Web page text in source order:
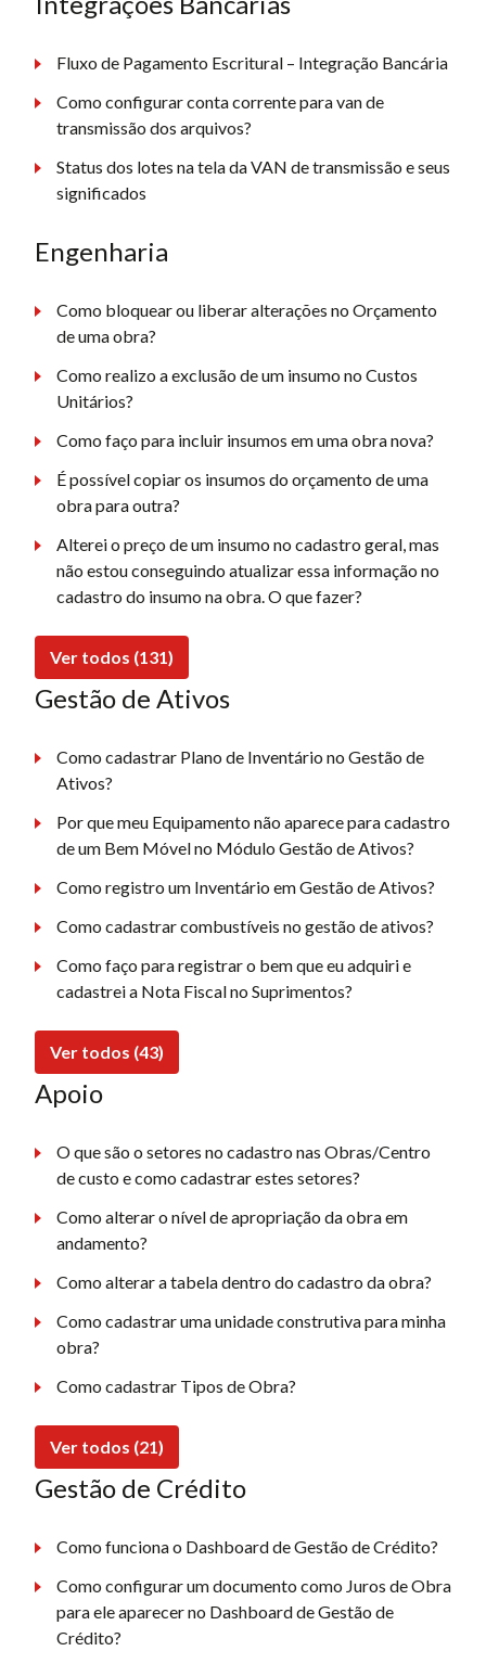
Fluxo de Pagamento Escritural – Integração Bancária
Como configurar conta corrente para van de
transmissão dos arquivos?
Status dos lotes na tela da VAN de transmissão e seus
significados
Engenharia
Como bloquear ou liberar alterações no Orçamento
de uma obra?
Como realizo a exclusão de um insumo no Custos
Unitários?
Como faço para incluir insumos em uma obra nova?
É possível copiar os insumos do orçamento de uma
obra para outra?
Alterei o preço de um insumo no cadastro geral, mas
não estou conseguindo atualizar essa informação no
cadastro do insumo na obra. O que fazer?
Ver todos (131)
Gestão de Ativos
Como cadastrar Plano de Inventário no Gestão de
Ativos?
Por que meu Equipamento não aparece para cadastro
de um Bem Móvel no Módulo Gestão de Ativos?
Como registro um Inventário em Gestão de Ativos?
Como cadastrar combustíveis no gestão de ativos?
Como faço para registrar o bem que eu adquiri e
cadastrei a Nota Fiscal no Suprimentos?
Ver todos (43)
Apoio
O que são o setores no cadastro nas Obras/Centro
de custo e como cadastrar estes setores?
Como alterar o nível de apropriação da obra em
andamento?
Como alterar a tabela dentro do cadastro da obra?
Como cadastrar uma unidade construtiva para minha
obra?
Como cadastrar Tipos de Obra?
Ver todos (21)
Gestão de Crédito
Como funciona o Dashboard de Gestão de Crédito?
Como configurar um documento como Juros de Obra
para ele aparecer no Dashboard de Gestão de
Crédito?